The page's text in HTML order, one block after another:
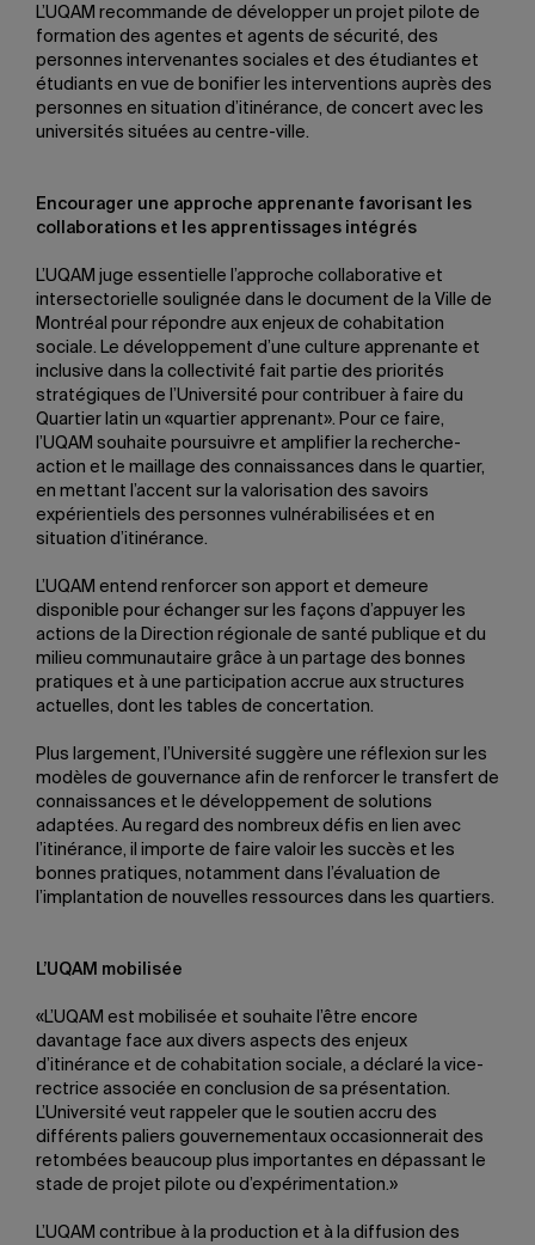
L’UQAM recommande de développer un projet pilote de
formation des agentes et agents de sécurité, des
personnes intervenantes sociales et des étudiantes et
étudiants en vue de bonifier les interventions auprès des
personnes en situation d’itinérance, de concert avec les
universités situées au centre-ville.
Encourager une approche apprenante favorisant les
collaborations et les apprentissages intégrés
L’UQAM juge essentielle l’approche collaborative et
intersectorielle soulignée dans le document de la Ville de
Montréal pour répondre aux enjeux de cohabitation
sociale. Le développement d’une culture apprenante et
inclusive dans la collectivité fait partie des priorités
stratégiques de l’Université pour contribuer à faire du
Quartier latin un «quartier apprenant». Pour ce faire,
l’UQAM souhaite poursuivre et amplifier la recherche-
action et le maillage des connaissances dans le quartier,
en mettant l’accent sur la valorisation des savoirs
expérientiels des personnes vulnérabilisées et en
situation d’itinérance.
L’UQAM entend renforcer son apport et demeure
disponible pour échanger sur les façons d’appuyer les
actions de la Direction régionale de santé publique et du
milieu communautaire grâce à un partage des bonnes
pratiques et à une participation accrue aux structures
actuelles, dont les tables de concertation.
Plus largement, l’Université suggère une réflexion sur les
modèles de gouvernance afin de renforcer le transfert de
connaissances et le développement de solutions
adaptées. Au regard des nombreux défis en lien avec
l’itinérance, il importe de faire valoir les succès et les
bonnes pratiques, notamment dans l’évaluation de
l’implantation de nouvelles ressources dans les quartiers.
L’UQAM mobilisée
«L’UQAM est mobilisée et souhaite l’être encore
davantage face aux divers aspects des enjeux
d’itinérance et de cohabitation sociale, a déclaré la vice-
rectrice associée en conclusion de sa présentation.
L’Université veut rappeler que le soutien accru des
différents paliers gouvernementaux occasionnerait des
retombées beaucoup plus importantes en dépassant le
stade de projet pilote ou d’expérimentation.»
L’UQAM contribue à la production et à la diffusion des